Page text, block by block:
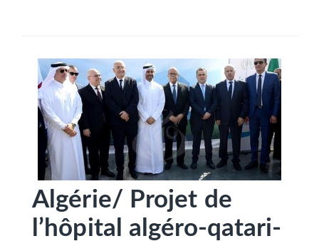
Algérie/ Projet de
l’hôpital algéro-qatari-